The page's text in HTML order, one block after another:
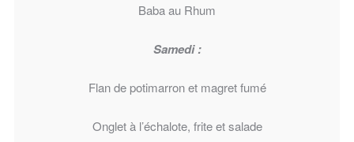
Baba au Rhum
Samedi :
Flan de potimarron et magret fumé
Onglet à l’échalote, frite et salade